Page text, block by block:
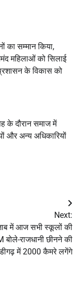
का सम्मान किया,
महिलाओं को सिलाई
के विकास को
के दौरान समाज में
और अन्य अधिकारियों
Next:
में आज सभी स्कूलों की
बोले-राजधानी छीनने की
में 2000 कैमरे लगेंगे